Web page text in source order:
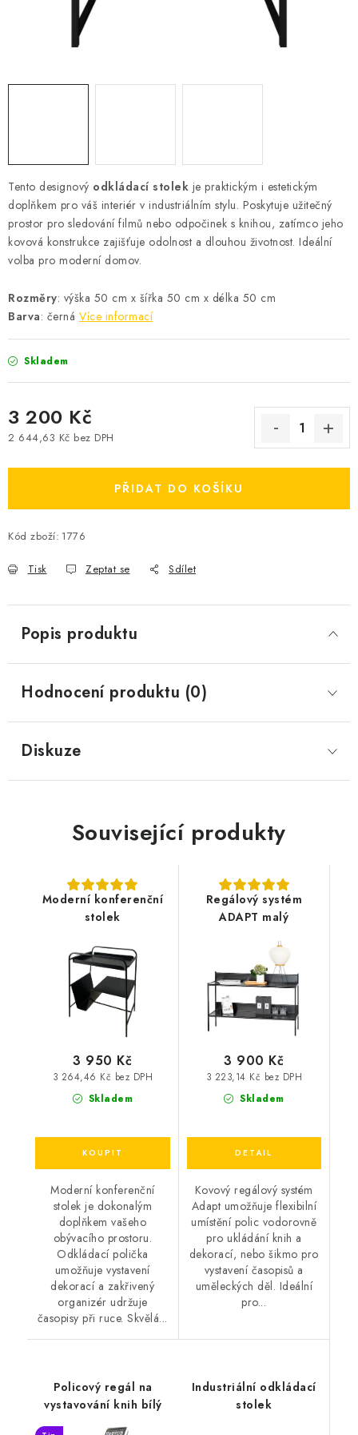
Podmínky vrácení peněz
Tento designový odkládací stolek je praktickým i estetickým
doplňkem pro váš interiér v industriálním stylu. Poskytuje užitečný
prostor pro sledování filmů nebo odpočinek s knihou, zatímco jeho
kovová konstrukce zajišťuje odolnost a dlouhou životnost. Ideální
volba pro moderní domov.
Rozměry: výška 50 cm x šířka 50 cm x délka 50 cm
Barva: černá Více informací
Skladem
3 200 Kč
2 644,63 Kč bez DPH
PŘIDAT DO KOŠÍKU
Kód zboží: 1776
Tisk Zeptat se Sdílet
Popis produktu
Hodnocení produktu (0)
Diskuze
Související produkty
Moderní konferenční
stolek
Skladem
3 264,46 Kč bez DPH
3 950 Kč
Moderní konferenční
stolek je dokonalým
doplňkem vašeho
obývacího prostoru.
Odkládací polička
umožňuje vystavení
dekorací a zakřivený
organizér udržuje
časopisy při ruce. Skvělá...
Regálový systém
ADAPT malý
Skladem
3 223,14 Kč bez DPH
3 900 Kč
Kovový regálový systém
Adapt umožňuje flexibilní
umístění polic vodorovně
pro ukládání knih a
dekorací, nebo šikmo pro
vystavení časopisů a
uměleckých děl. Ideální
pro...
Policový regál na
vystavování knih bílý
Industriální odkládací
stolek